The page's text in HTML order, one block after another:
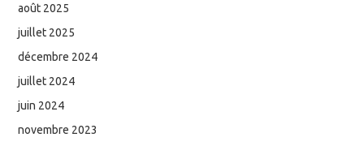
août 2025
juillet 2025
décembre 2024
juillet 2024
juin 2024
novembre 2023